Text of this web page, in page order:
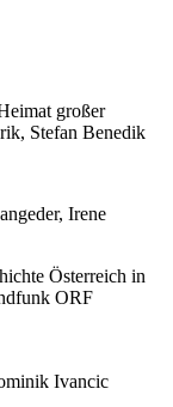
großer
Stefan Benedik
Irene
Österreich in
ORF
Ivancic